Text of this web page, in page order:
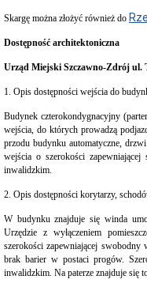
osobiste
Dotacje
gospodarcza
Gospodarka
Gospodarka
mieszkaniowa
Klauzule
Informacyjne
Koncesje
Małżeństwa,
narodziny,
zgony
Meldunki
Skargę można złożyć również do
Dostępność architektoniczna
Urząd Miejski Szczawno-Zdrój ul.
1. Opis dostępności wejścia do
Budynek czterokondygnacyjny
wejścia, do których prowadzą
przodu budynku automatyczne,
wejścia o szerokości
inwalidzkim.
2. Opis dostępności korytarzy,
W budynku znajduje się winda
Urzędzie z wyłączeniem
szerokości zapewniającej
brak barier w postaci progów.
inwalidzkim. Na paterze znajduje się